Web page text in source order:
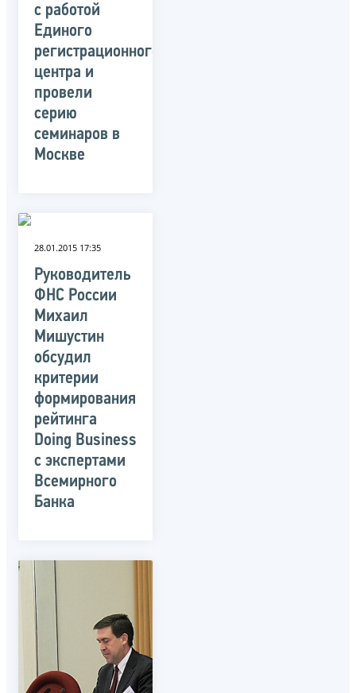
с работой
Единого
регистрационного
центра и
провели
серию
семинаров в
Москве
28.01.2015 17:35
Руководитель
ФНС России
Михаил
Мишустин
обсудил
критерии
формирования
рейтинга
Doing Business
с экспертами
Всемирного
Банка